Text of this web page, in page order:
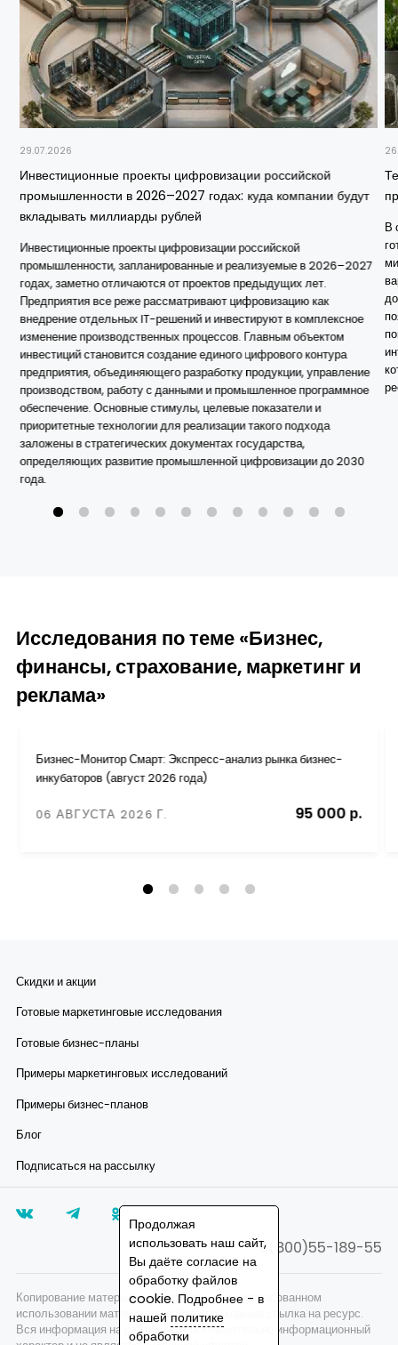
29.07.2026
Инвестиционные проекты цифровизации российской
промышленности в 2026–2027 годах: куда компании будут
вкладывать миллиарды рублей
Инвестиционные проекты цифровизации российской
промышленности, запланированные и реализуемые в 2026–2027
годах, заметно отличаются от проектов предыдущих лет.
Предприятия все реже рассматривают цифровизацию как
внедрение отдельных IT-решений и инвестируют в комплексное
изменение производственных процессов. Главным объектом
инвестиций становится создание единого цифрового контура
предприятия, объединяющего разработку продукции, управление
производством, работу с данными и промышленное программное
обеспечение. Основные стимулы, целевые показатели и
приоритетные технологии для реализации такого подхода
заложены в стратегических документах государства,
определяющих развитие промышленной цифровизации до 2030
года.
В
Исследования по теме «Бизнес,
финансы, страхование, маркетинг и
реклама»
Бизнес-Монитор Смарт: Экспресс-анализ рынка бизнес-
инкубаторов (август 2026 года)
06 АВГУСТА 2026 Г. 95 000 р.
Скидки и акции
Готовые маркетинговые исследования
Готовые бизнес-планы
Примеры маркетинговых исследований
Примеры бизнес-планов
Блог
Подписаться на рассылку
8(800)55-189-55
Копирование материалов запрещено, при согласованном
использовании материалов сайта необходима ссылка на ресурс.
Вся информация на сайте носит исключительно информационный
Продолжая
использовать наш сайт,
Вы даёте согласие на
обработку файлов
cookie. Подробнее - в
нашей политике
обработки